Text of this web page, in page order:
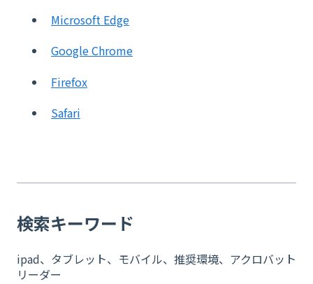
Microsoft Edge
Google Chrome
Firefox
Safari
検索キーワード
ipad、タブレット、モバイル、推奨環境、アクロバット
リーダー